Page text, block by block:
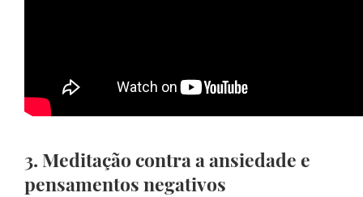
3. Meditação contra a ansiedade e
pensamentos negativos